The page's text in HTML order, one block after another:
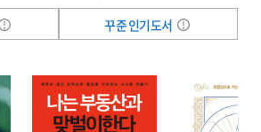
꾸준 인기도서